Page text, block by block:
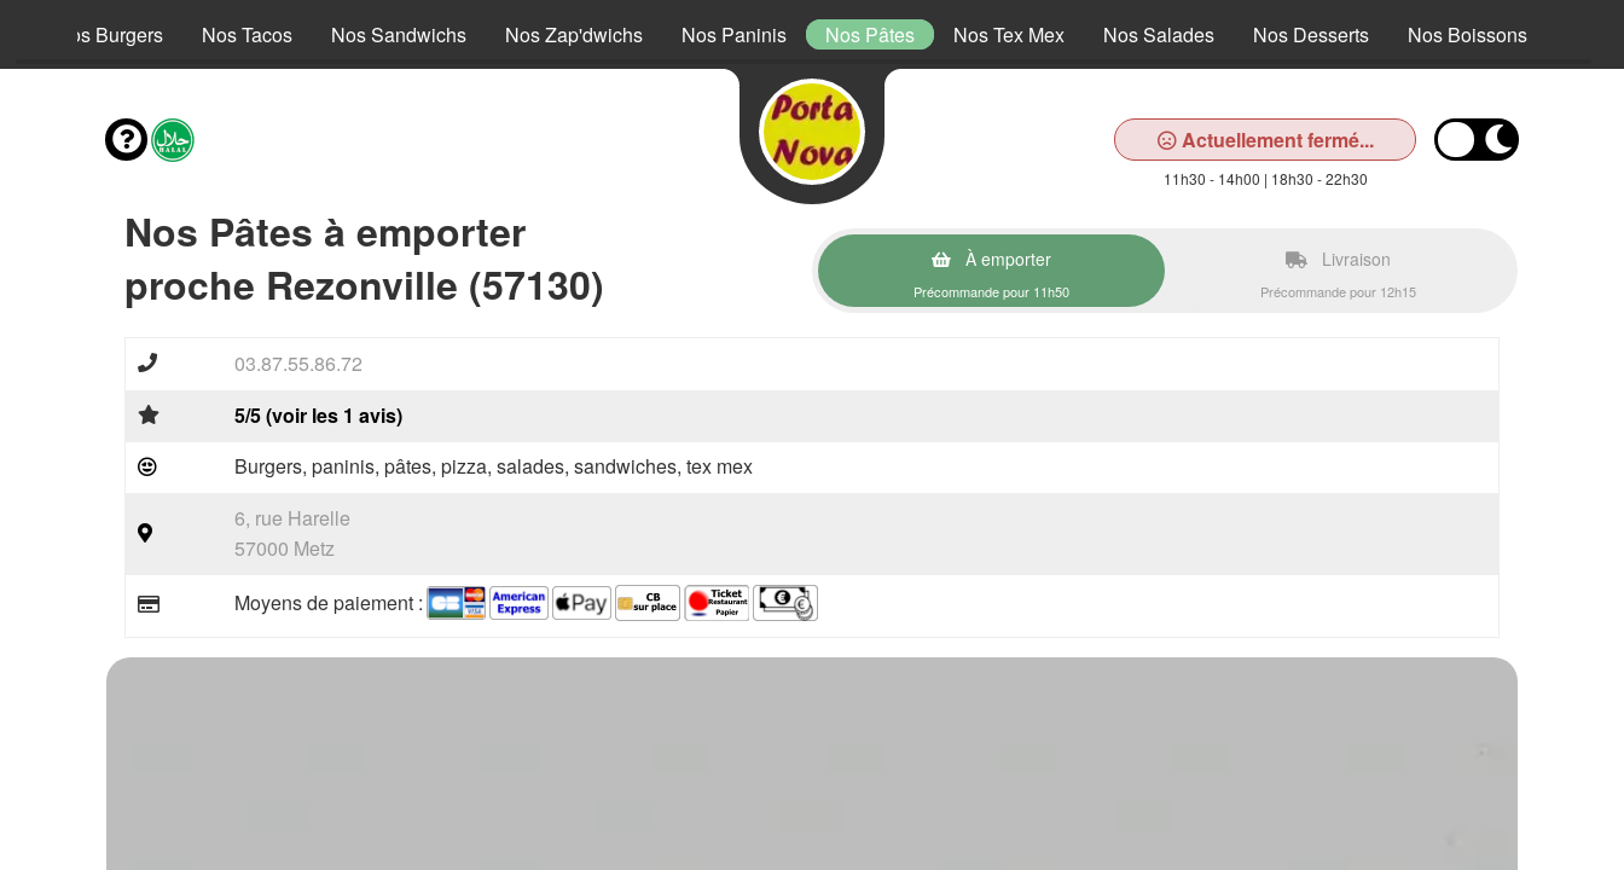
Nos Burgers Nos Tacos Nos Sandwichs Nos Zap'dwichs Nos Paninis Nos Pâtes Nos Tex Mex Nos Salades Nos Desserts Nos Boissons
Actuellement fermé...
11h30 - 14h00 | 18h30 - 22h30
Nos Pâtes à emporter
proche Rezonville (57130)
À emporter
Précommande pour 11h50
Livraison
Précommande pour 12h15
03.87.55.86.72
5/5 (voir les 1 avis)
Burgers, paninis, pâtes, pizza, salades, sandwiches, tex mex
6, rue Harelle
57000 Metz
Moyens de paiement :